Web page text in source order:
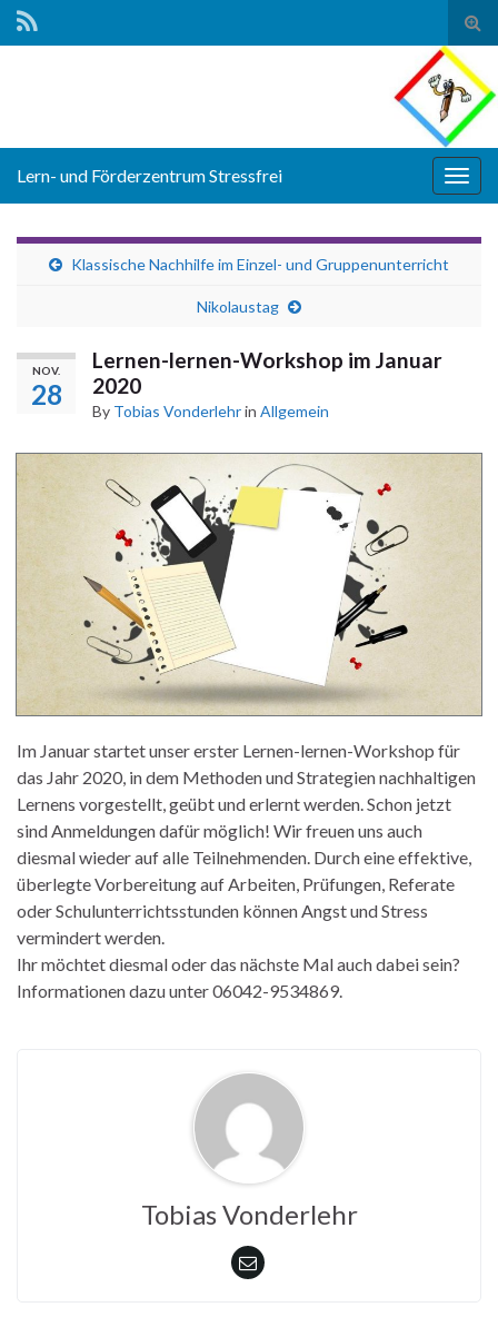
Lern- und Förderzentrum Stressfrei
Klassische Nachhilfe im Einzel- und Gruppenunterricht
Nikolaustag
NOV.
28
Lernen-lernen-Workshop im Januar
2020
By Tobias Vonderlehrin Allgemein
Im Januar startet unser erster Lernen-lernen-Workshop für
das Jahr 2020, in dem Methoden und Strategien nachhaltigen
Lernens vorgestellt, geübt und erlernt werden. Schon jetzt
sind Anmeldungen dafür möglich! Wir freuen uns auch
diesmal wieder auf alle Teilnehmenden. Durch eine effektive,
überlegte Vorbereitung auf Arbeiten, Prüfungen, Referate
oder Schulunterrichtsstunden können Angst und Stress
vermindert werden.
Ihr möchtet diesmal oder das nächste Mal auch dabei sein?
Informationen dazu unter 06042-9534869.
Tobias Vonderlehr